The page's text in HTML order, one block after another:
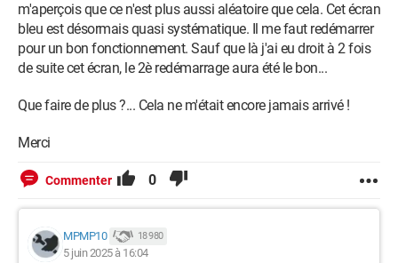
m'aperçois que ce n'est plus aussi aléatoire que cela. Cet écran
bleu est désormais quasi systématique. Il me faut redémarrer
pour un bon fonctionnement. Sauf que là j'ai eu droit à 2 fois
de suite cet écran, le 2è redémarrage aura été le bon...
Que faire de plus ?... Cela ne m'était encore jamais arrivé !
Merci
Commenter 0
MPMP10 18 980
5 juin 2025 à 16:04